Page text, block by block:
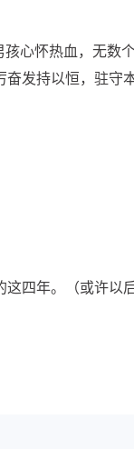
心怀热血，无数
奋发持以恒，驻守
这四年。（或许以